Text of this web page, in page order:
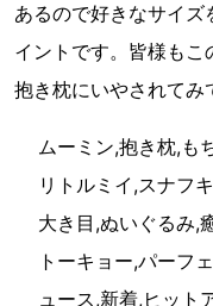
あるので好きなサイ
イントです。皆様も
抱き枕にいやされてみ
ムーミン,抱き枕,も
リトルミイ,スナフ
大き目,ぬいぐるみ,
トーキョー,パーフ
ュース,新着,ヒット